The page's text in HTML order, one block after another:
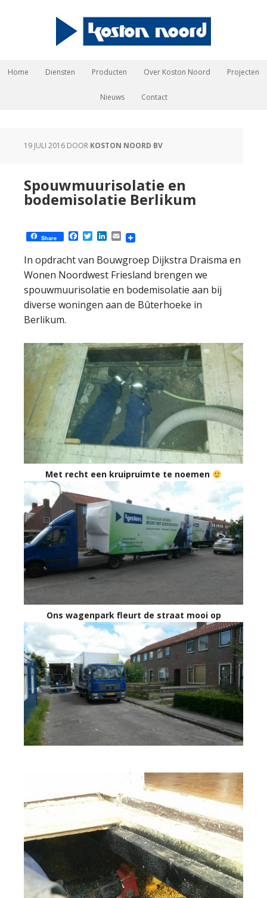
Home Diensten Producten Over Koston Noord Projecten
Nieuws Contact
19 JULI 2016 DOOR KOSTON NOORD BV
Spouwmuurisolatie en
bodemisolatie Berlikum
Share Facebook
TwitterLinkedIn
Email
In opdracht van Bouwgroep Dijkstra Draisma en
Wonen Noordwest Friesland brengen we
spouwmuurisolatie en bodemisolatie aan bij
diverse woningen aan de Bûterhoeke in
Berlikum.
Met recht een kruipruimte te noemen
Ons wagenpark fleurt de straat mooi op